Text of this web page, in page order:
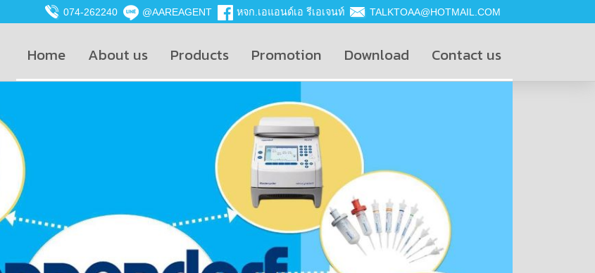
074-262240 @AAREAGENT หจก.เอแอนด์เอ รีเอเจนท์ TALKTOAA@HOTMAIL.COM
Home About us Products Promotion Download Contact us